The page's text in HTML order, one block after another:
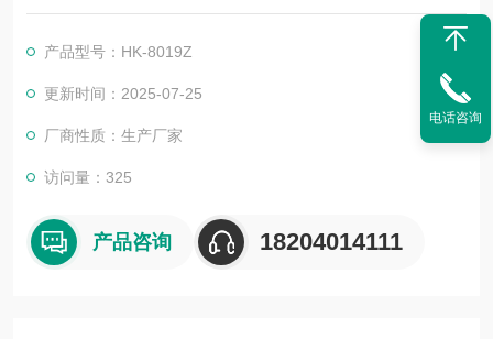
蒸汽量，温度，压力均能达到试验方法的要求，而且热效率高，
产品型号：HK-8019Z
更新时间：2025-07-25
厂商性质：生产厂家
访问量：325
产品咨询 18204014111
电话咨询